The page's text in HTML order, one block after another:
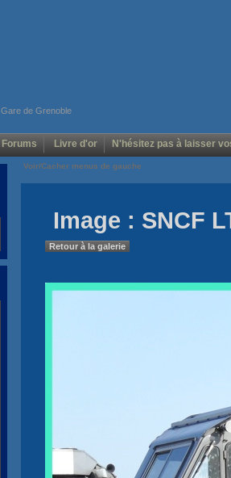
Gare de Grenoble
Forums Livre d'or N'hésitez pas à laisser
Voir/Cacher menus de gauche
Image : SNCF
Retour à la galerie